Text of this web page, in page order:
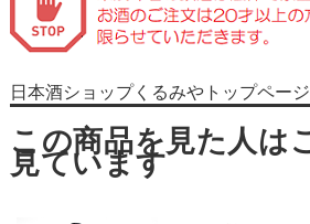
日本酒ショップくるみやトップページ